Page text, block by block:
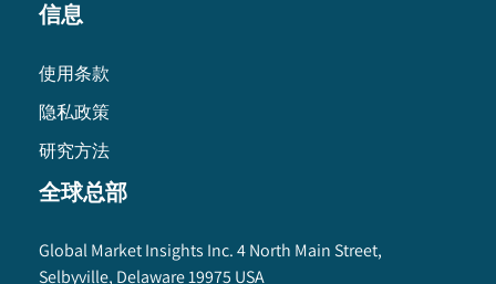
信息
使用条款
隐私政策
研究方法
全球总部
Global Market Insights Inc. 4 North Main Street,
Selbyville, Delaware 19975 USA